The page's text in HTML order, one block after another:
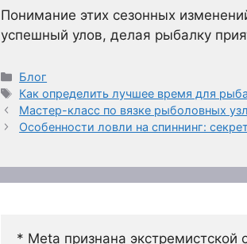
Понимание этих сезонных
успешный улов, делая рыбалку
Рубрики
Блог
Метки
Как определить лучшее время для
Мастер-класс по вязке рыболовных
Особенности ловли на спиннинг:
* Meta признана